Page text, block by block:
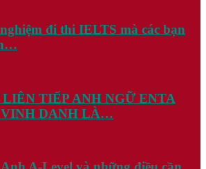
đi thi IELTS mà các bạn
TIẾP ANH NGỮ ENTA
DANH LÀ…